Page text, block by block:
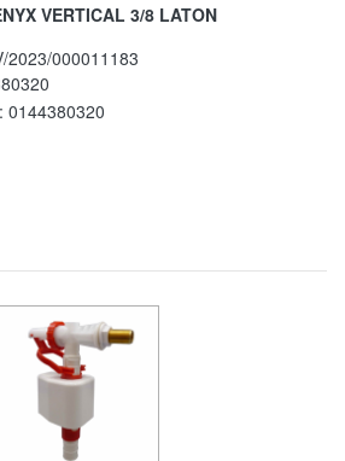
2023/000011183
0144380320